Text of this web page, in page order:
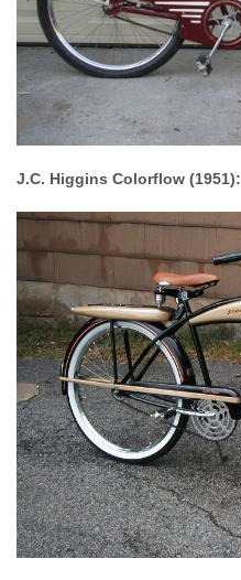
J.C. Higgins Colorflow (1951):